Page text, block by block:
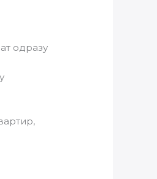
одразу